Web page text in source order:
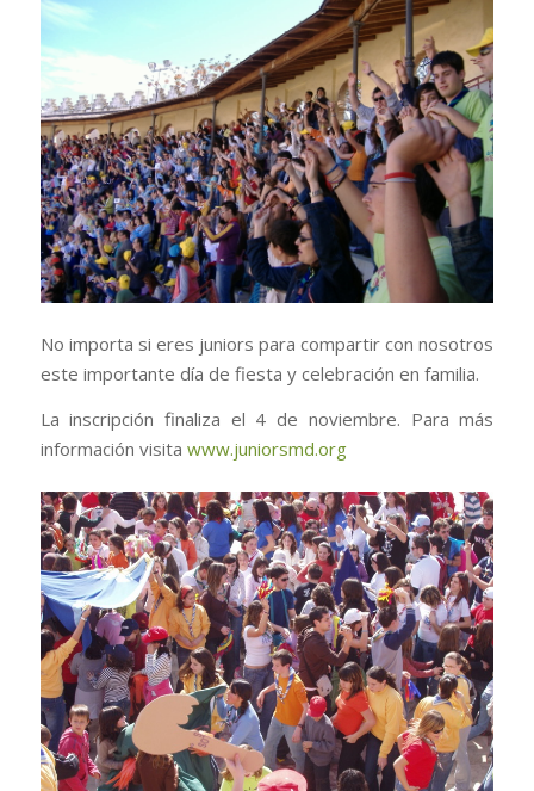
No importa si eres juniors para compartir con nosotros
este importante día de fiesta y celebración en familia.
La inscripción finaliza el 4 de noviembre. Para más
información visita www.juniorsmd.org